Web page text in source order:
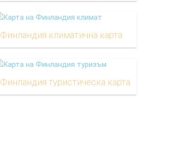
Финландия климатична карта
Финландия туристическа карта